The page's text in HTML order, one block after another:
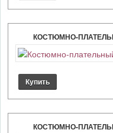
КОСТЮМНО-
КОСТЮМНО-